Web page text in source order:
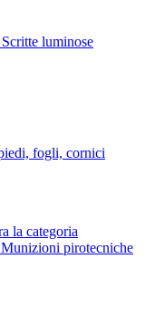
Scritte luminose
fogli, cornici
la categoria
Munizioni pirotecniche